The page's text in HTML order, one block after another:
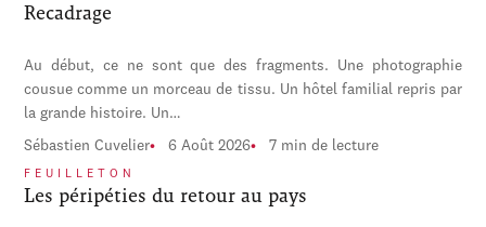
Recadrage
Au début, ce ne sont que des fragments. Une photographie
cousue comme un morceau de tissu. Un hôtel familial repris par
la grande histoire. Un…
Sébastien Cuvelier 6 Août 2026 7 min de lecture
FEUILLETON
Les péripéties du retour au pays